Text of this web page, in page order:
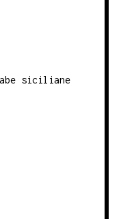
siciliane